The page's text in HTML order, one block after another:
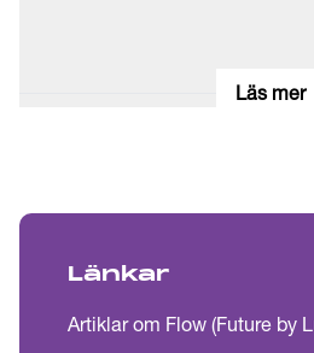
till en öppen IoT plattform
den insamlade data.
Läs mer
Länkar
Artiklar om Flow (Future by